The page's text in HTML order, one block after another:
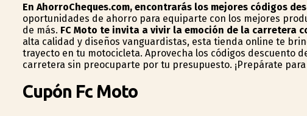
En AhorroCheques.com, encontrarás los mejores códigos
oportunidades de ahorro para equiparte con los mejores
de más. FC Moto te invita a vivir la emoción de la carretera
alta calidad y diseños vanguardistas, esta tienda online te
trayecto en tu motocicleta. Aprovecha los códigos descuento
carretera sin preocuparte por tu presupuesto. ¡Prepárate
Cupón Fc Moto